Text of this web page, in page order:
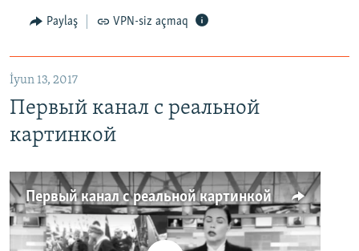
Paylaş VPN-siz açmaq
İyun 13, 2017
Первый канал с реальной
картинкой
Первый канал с реальной картинкой